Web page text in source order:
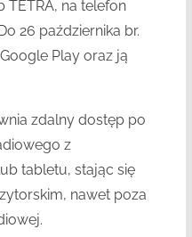
TETRA, na telefon
26 października br.
Play oraz ją
zdalny dostęp po
z
tabletu, stając się
nawet poza